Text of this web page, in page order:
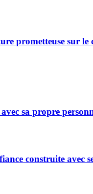
prometteuse sur
sa propre
construite avec